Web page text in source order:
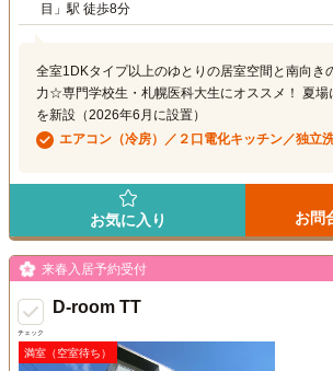
目」駅 徒歩8分
全室1DKタイプ以上のゆとりの居室空間と南向き
力☆専門学校生・札幌医科大生にオススメ！ 夏場
を新設（2026年6月に設置）
エアコン（冷房）／２口電化キッチン／独立
お気に入り お問
チェック
来春入居予約受付
D-room TT
満室（空室待ち）